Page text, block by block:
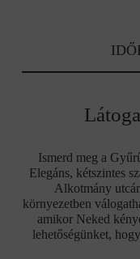
Ismerd meg a
Elegáns, kétszintes
Alkotmány
környezetben
amikor Neked
lehetőségünket,